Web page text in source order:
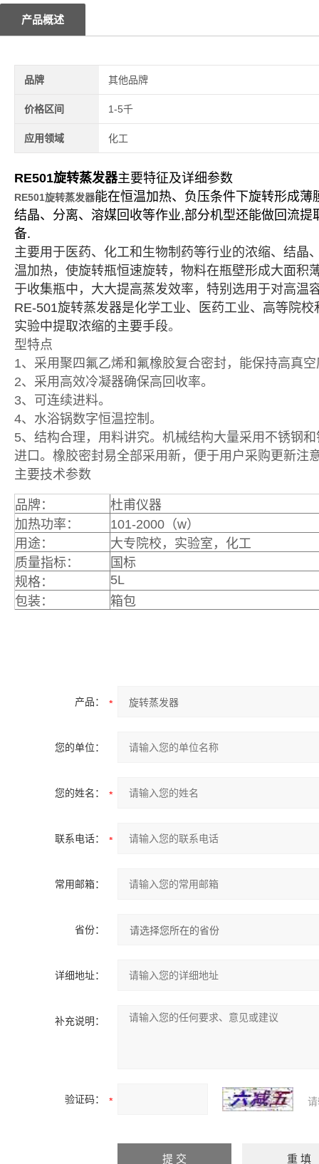
产品概述
品牌 其他品牌
价格区间 1-5千
应用领域 化工
RE501旋转蒸发器主要特征及详细参数
RE501旋转蒸发器能在恒温加热、负压条件下旋转形成
结晶、分离、溶媒回收等作业,部分机型还能做回流
备.
主要用于医药、化工和生物制药等行业的浓缩、结晶
温加热，使旋转瓶恒速旋转，物料在瓶壁形成大面积
于收集瓶中，大大提高蒸发效率，特别选用于对高温
RE-501旋转蒸发器是化学工业、医药工业、高等院
实验中提取浓缩的主要手段。
型特点
1、采用聚四氟乙烯和氟橡胶复合密封，能保持高真空
2、采用高效冷凝器确保高回收率。
3、可连续进料。
4、水浴锅数字恒温控制。
5、结构合理，用料讲究。机械结构大量采用不锈钢
进口。橡胶密封易全部采用新，便于用户采购更新注
主要技术参数
品牌：
杜甫仪器
加热功率：
101-2000（w）
用途：
大专院校，实验室，化工
质量指标：
国标
规格：
5L
包装：
箱包
产品：
您的单位：
您的姓名：
联系电话：
常用邮箱：
省份：
详细地址：
补充说明：
验证码：